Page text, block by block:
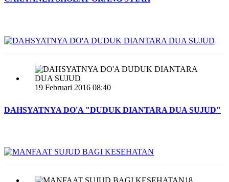
19 Februari 2016 08:40
DAHSYATNYA DO'A "DUDUK DIANTARA DUA SUJUD"
18